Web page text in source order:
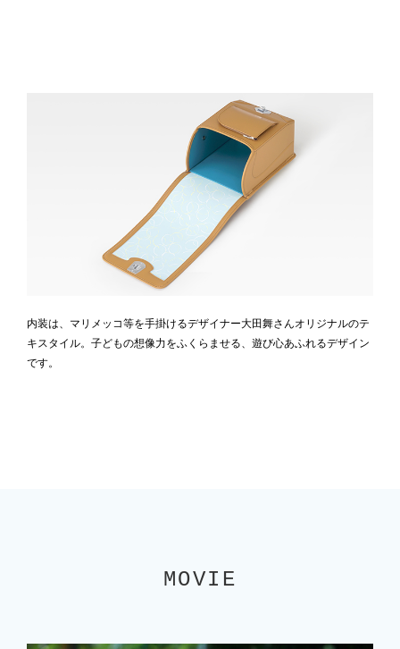
内装は、マリメッコ等を手掛けるデザイナー大田舞さんオリジナルのテ
キスタイル。子どもの想像力をふくらませる、遊び心あふれるデザイン
です。
MOVIE